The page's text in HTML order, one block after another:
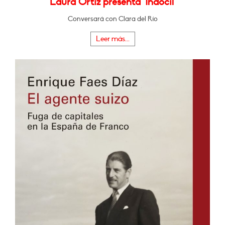
Conversará con Clara del Río
Leer más...